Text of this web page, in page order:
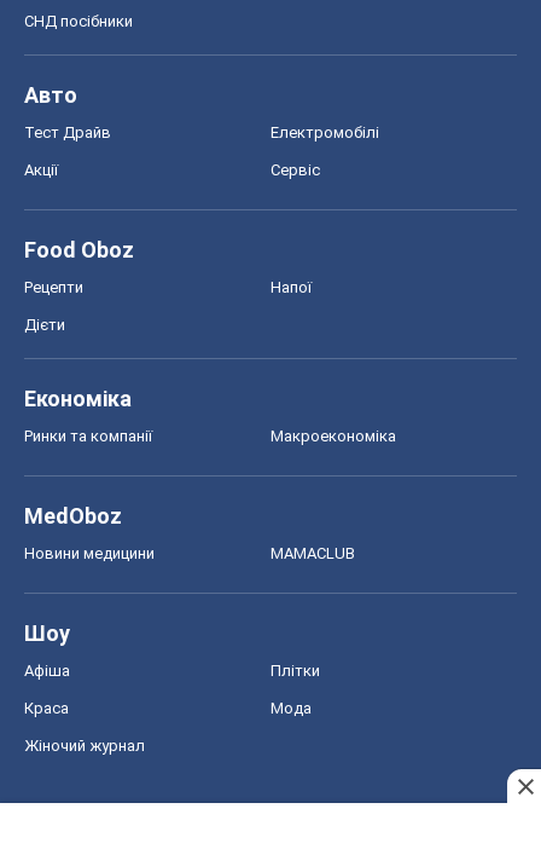
СНД посібники
Авто
Тест Драйв Електромобілі
Акції Сервіс
Food Oboz
Рецепти Напої
Дієти
Економіка
Ринки та компанії Макроекономіка
MedOboz
Новини медицини MAMACLUB
Шоу
Афіша Плітки
Краса Мода
Жіночий журнал